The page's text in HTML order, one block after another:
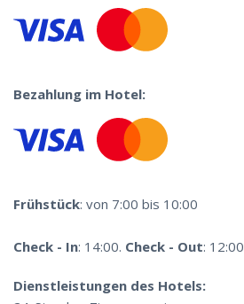
Bezahlung im Hotel:
Frühstück: von 7:00 bis 10:00
Check - In: 14:00. Check - Out: 12:00
Dienstleistungen des Hotels: